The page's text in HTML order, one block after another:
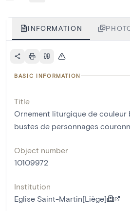
INFORMATION
BASIC INFORMATION
Title
Ornement liturgique de couleur
bustes de personnages
Object number
10109972
Institution
Eglise Saint-Martin[Liège]